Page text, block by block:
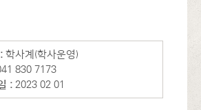
학사계(학사운영)
830-7173
: 2023-02-01